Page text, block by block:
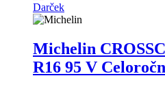
Darček
Michelin
R16 95 V